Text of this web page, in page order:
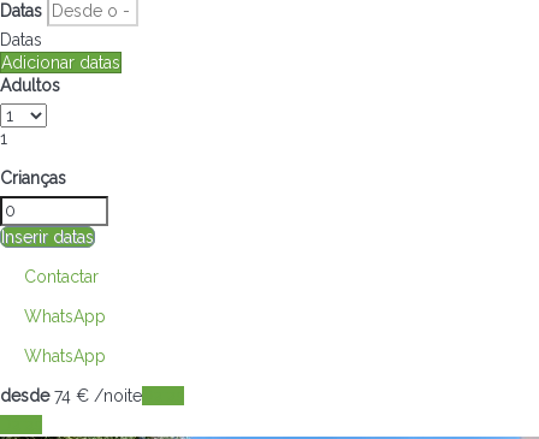
Datas
Datas
Adicionar datas
Adultos
1
Crianças
Inserir datas
Contactar
WhatsApp
WhatsApp
desde74 € /noite